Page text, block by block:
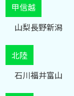
甲信越
山梨長野新潟
北陸
石川福井富山